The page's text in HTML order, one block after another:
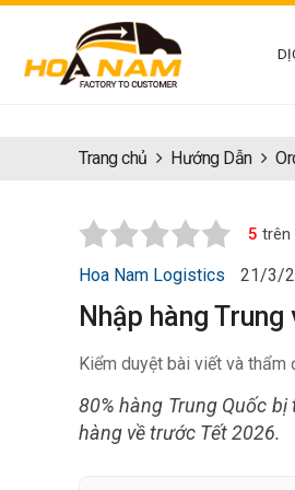
Trang chủ Hướng Dẫn
5 trên
Hoa Nam Logistics 21/3/
Nhập hàng
Kiểm duyệt bài viết và thẩm
80% hàng Trung Quốc
hàng về trước Tết 2026.